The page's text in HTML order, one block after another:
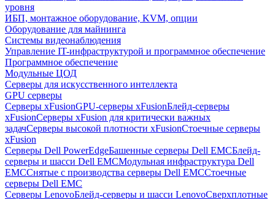
уровня
ИБП, монтажное оборудование, KVM, опции
Оборудование для майнинга
Системы видеонаблюдения
Управление IT-инфраструктурой и программное обеспечение
Программное обеспечение
Модульные ЦОД
Серверы для искусственного интеллекта
GPU серверы
Серверы xFusionGPU-серверы xFusionБлейд-серверы
xFusionСерверы xFusion для критически важных
задачСерверы высокой плотности xFusionСтоечные серверы
xFusion
Серверы Dell PowerEdgeБашенные серверы Dell EMCБлейд-
серверы и шасси Dell EMCМодульная инфраструктура Dell
EMCСнятые с производства серверы Dell EMCСтоечные
серверы Dell EMC
Серверы LenovoБлейд-серверы и шасси LenovoСверхплотные